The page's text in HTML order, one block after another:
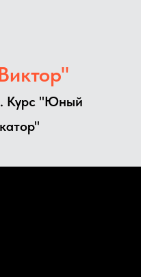
Курс "Юный